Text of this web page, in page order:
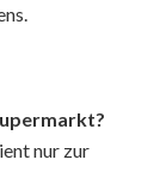
nur zur